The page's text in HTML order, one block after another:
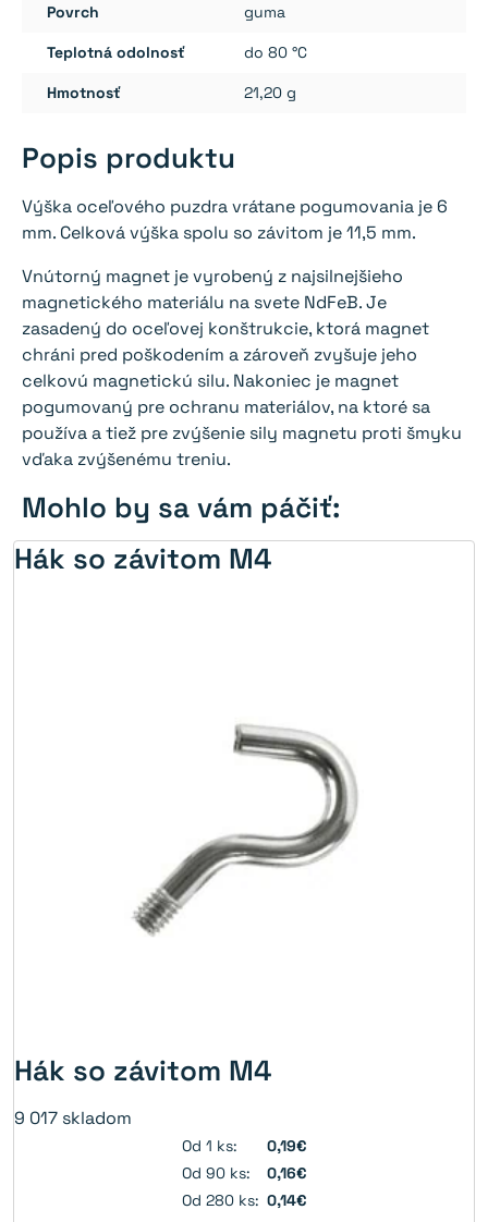
Povrch guma
Teplotná odolnosť do 80 °C
Hmotnosť 21,20 g
Popis produktu
Výška oceľového puzdra vrátane pogumovania je 6
mm. Celková výška spolu so závitom je 11,5 mm.
Vnútorný magnet je vyrobený z najsilnejšieho
magnetického materiálu na svete NdFeB. Je
zasadený do oceľovej konštrukcie, ktorá magnet
chráni pred poškodením a zároveň zvyšuje jeho
celkovú magnetickú silu. Nakoniec je magnet
pogumovaný pre ochranu materiálov, na ktoré sa
používa a tiež pre zvýšenie sily magnetu proti šmyku
vďaka zvýšenému treniu.
Mohlo by sa vám páčiť:
Hák so závitom M4
Hák so závitom M4
9 017 skladom
Od 1 ks:
0,19€
Od 90 ks:
0,16€
Od 280 ks: 0,14€